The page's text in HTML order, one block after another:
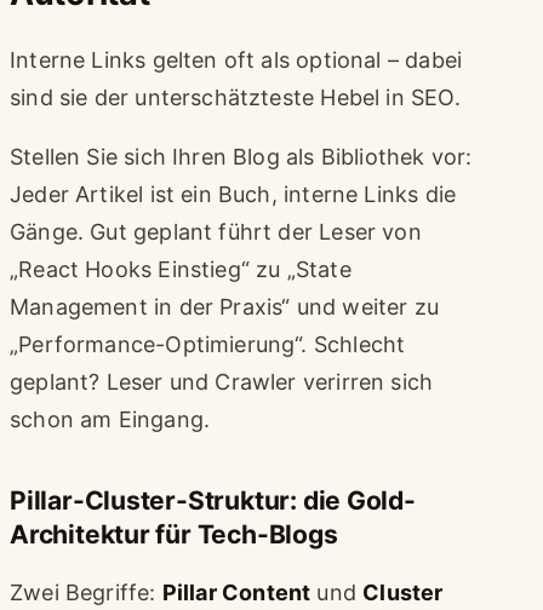
Interne Links gelten oft als optional – dabei
sind sie der unterschätzteste Hebel in SEO.
Stellen Sie sich Ihren Blog als Bibliothek vor:
Jeder Artikel ist ein Buch, interne Links die
Gänge. Gut geplant führt der Leser von
„React Hooks Einstieg“ zu „State
Management in der Praxis“ und weiter zu
„Performance-Optimierung“. Schlecht
geplant? Leser und Crawler verirren sich
schon am Eingang.
Pillar-Cluster-Struktur: die Gold-
Architektur für Tech-Blogs
Zwei Begriffe: Pillar Content und Cluster